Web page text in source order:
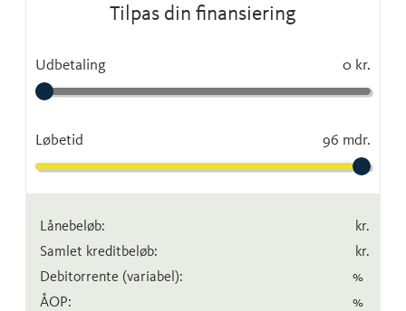
Tilpas din finansiering
Udbetaling 0 kr.
Løbetid 96 mdr.
Lånebeløb:
kr.
Samlet kreditbeløb:
kr.
Debitorrente (variabel):
%
ÅOP:
%